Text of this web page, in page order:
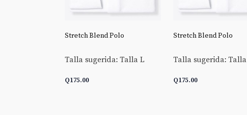
Stretch Blend Polo
Talla sugerida: Talla L
Q175.00
Stretch Blend Polo
Talla sugerida:
Q175.00